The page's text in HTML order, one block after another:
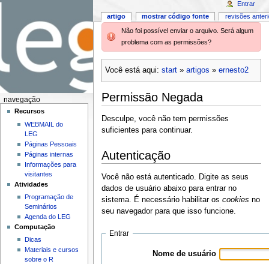
Não foi possível enviar o arquivo. Será algum
problema com as permissões?
Você está aqui: start» artigos » ernesto2
Permissão Negada
Desculpe, você não tem permissões
suficientes para continuar.
Autenticação
Você não está autenticado. Digite as seus
dados de usuário abaixo para entrar no
sistema. É necessário habilitar os cookies no
seu navegador para que isso funcione.
Entrar
Nome de usuário
artigo mostrar código fonte revisões
Entrar
navegação
Recursos
WEBMAIL do
LEG
Páginas Pessoais
Páginas internas
Informações para
visitantes
Atividades
Programação de
Seminários
Agenda do LEG
Computação
Dicas
Materiais e cursos
sobre o R